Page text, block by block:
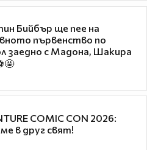
Бийбър ще пее на
първенство по
заедно с Мадона, Шакира
COMIC CON 2026:
в друг свят!